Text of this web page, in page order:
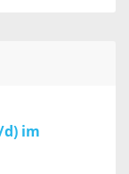
im